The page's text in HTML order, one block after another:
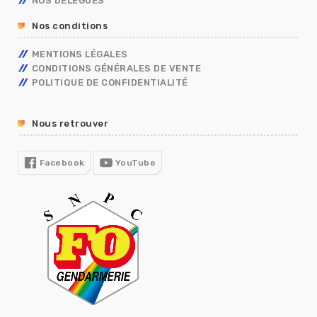
TÉLÉTRAVAIL
FORMATION
R13
Nos conditions
MENTIONS LÉGALES
CONDITIONS GÉNÉRALES DE VENTE
POLITIQUE DE CONFIDENTIALITÉ
Nous retrouver
Facebook YouTube